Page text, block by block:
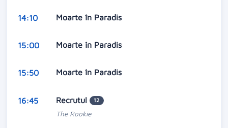
14:10 Moarte în Paradis
15:00 Moarte în Paradis
15:50 Moarte în Paradis
16:45 Recrutul 12
The Rookie